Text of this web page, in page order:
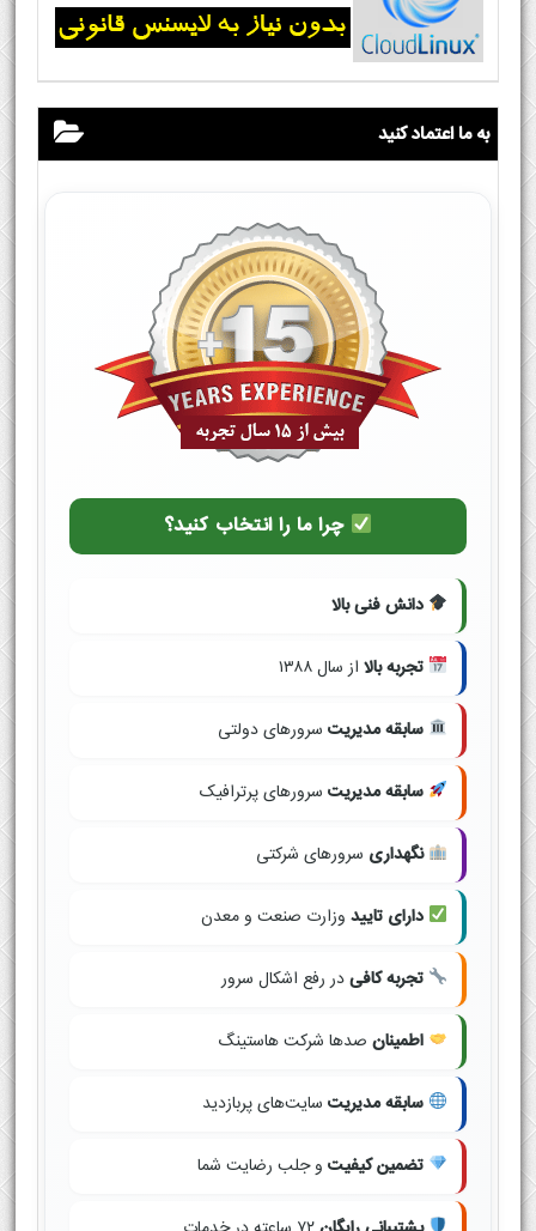
به ما اعتماد کنید
چرا ما را انتخاب کنید؟
دانش فنی بالا
تجربه بالا از سال ۱۳۸۸
سابقه مدیریت سرورهای دولتی
سابقه مدیریت سرورهای پرترافیک
نگهداری سرورهای شرکتی
دارای تایید وزارت صنعت و معدن
تجربه کافیدر رفع اشکال سرور
اطمینان صدها شرکت هاستینگ
سابقه مدیریت سایت‌های پربازدید
تضمین کیفیت و جلب رضایت شما